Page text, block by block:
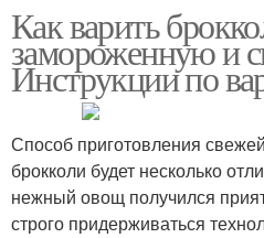
Как варить
замороженную и
Инструкции по
Способ приготовления
брокколи будет несколько
нежный овощ получился
строго придерживаться